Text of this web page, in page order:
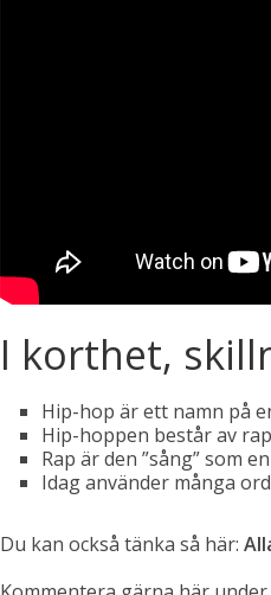
I korthet,
Hip-hop är ett namn på
Hip-hoppen består av
Rap är den ”sång” som
Idag använder många
Du kan också tänka så här: